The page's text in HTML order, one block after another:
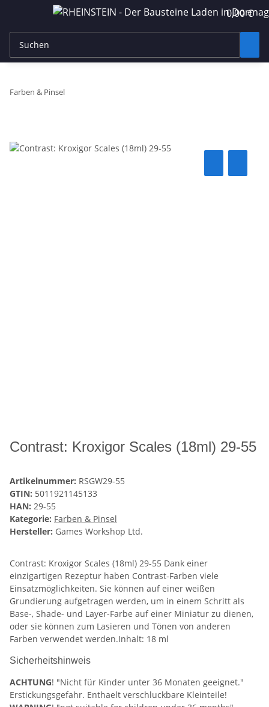
0,00 €
Farben & Pinsel
Contrast: Kroxigor Scales (18ml) 29-55
Artikelnummer: RSGW29-55
GTIN: 5011921145133
HAN: 29-55
Kategorie: Farben & Pinsel
Hersteller: Games Workshop Ltd.
Contrast: Kroxigor Scales (18ml) 29-55 Dank einer
einzigartigen Rezeptur haben Contrast-Farben viele
Einsatzmöglichkeiten. Sie können auf einer weißen
Grundierung aufgetragen werden, um in einem Schritt als
Base-, Shade- und Layer-Farbe auf einer Miniatur zu dienen,
oder sie können zum Lasieren und Tönen von anderen
Farben verwendet werden.Inhalt: 18 ml
Sicherheitshinweis
ACHTUNG! "Nicht für Kinder unter 36 Monaten geeignet."
Erstickungsgefahr. Enthaelt verschluckbare Kleinteile!